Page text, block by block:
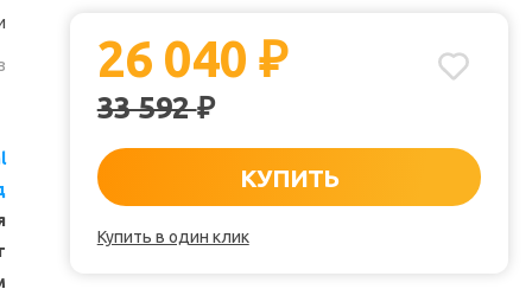
26 040₽
33 592₽
КУПИТЬ
Купить в один клик